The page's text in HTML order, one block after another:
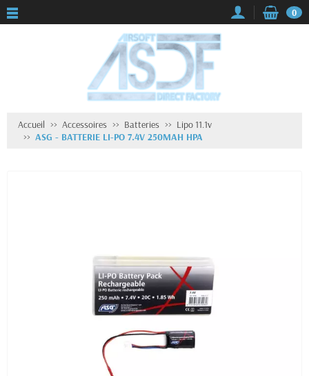
0
Accueil Accessoires Batteries
Lipo 11.1v
ASG - BATTERIE LI-PO 7.4V 250MAH HPA